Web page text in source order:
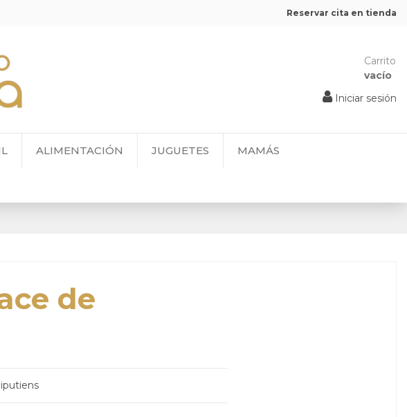
Reservar cita en tienda
Carrito
vacío
Iniciar sesión
ALIMENTACIÓN JUGUETES MAMÁS
de